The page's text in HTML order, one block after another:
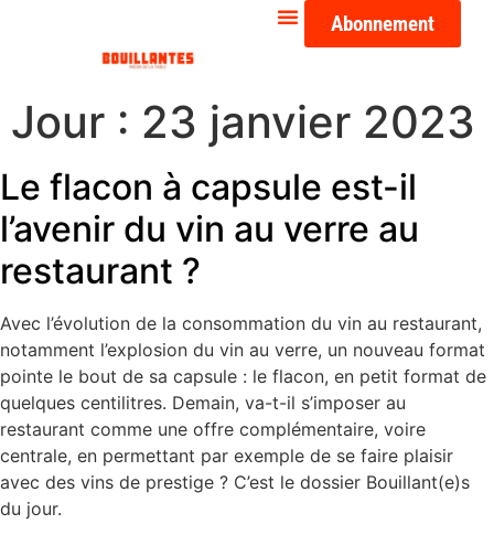
Abonnement
Jour : 23 janvier 2023
Le flacon à capsule est-il
l’avenir du vin au verre au
restaurant ?
Avec l’évolution de la consommation du vin au restaurant,
notamment l’explosion du vin au verre, un nouveau format
pointe le bout de sa capsule : le flacon, en petit format de
quelques centilitres. Demain, va-t-il s’imposer au
restaurant comme une offre complémentaire, voire
centrale, en permettant par exemple de se faire plaisir
avec des vins de prestige ? C’est le dossier Bouillant(e)s
du jour.